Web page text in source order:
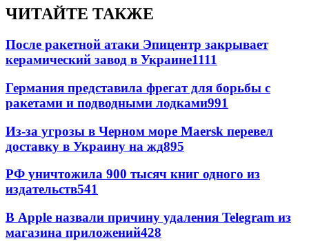
ЧИТАЙТЕ ТАКЖЕ
После ракетной атаки Эпицентр закрывает
керамический завод в Украине1111
Германия представила фрегат для борьбы с
ракетами и подводными лодками991
Из-за угрозы в Черном море Maersk перевел
доставку в Украину на жд895
РФ уничтожила 900 тысяч книг одного из
издательств541
В Apple назвали причину удаления Telegram из
магазина приложений428